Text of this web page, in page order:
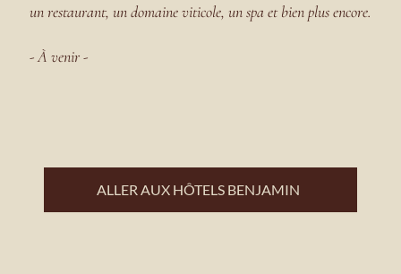
un restaurant, un domaine viticole, un spa et bien plus encore.
- À venir -
ALLER AUX HÔTELS BENJAMIN